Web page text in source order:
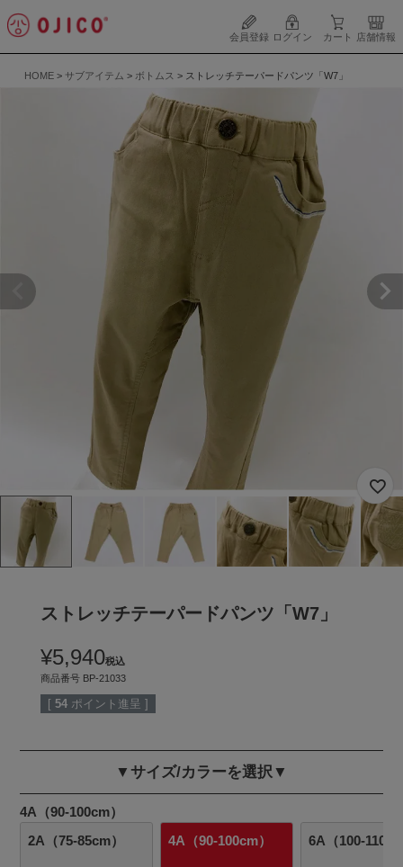
会員登録 ログイン カート 店舗情報
HOME サブアイテム ボトムス ストレッチテーパードパンツ「W7」
ストレッチテーパードパンツ「W7」
¥5,940税込
商品番号 BP-21033
[ 54 ポイント進呈 ]
▼サイズ/カラーを選択▼
4A（90-100cm）
2A（75-85cm）
4A（90-100cm） 6A（100-